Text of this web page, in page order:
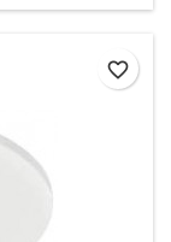
favorite_border